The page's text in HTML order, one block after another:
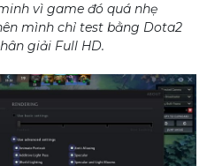
vì game đó quá nhẹ
mình chỉ test bằng Dota2
giải Full HD.